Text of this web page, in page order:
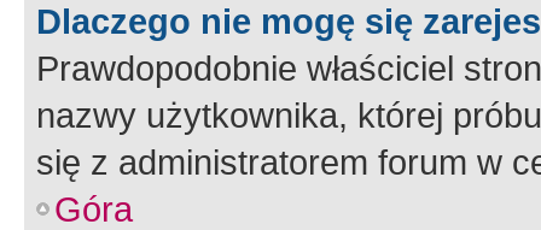
Dlaczego nie mogę się
Prawdopodobnie właściciel
nazwy użytkownika, której
się z administratorem forum w
Góra